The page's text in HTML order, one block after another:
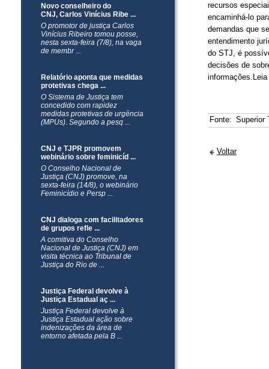
Novo conselheiro do
CNJ, Carlos Vinícius Ribe ...
O promotor de justiça Carlos
Vinícius Ribeiro tomou posse,
nesta sexta-feira (7/8), na vaga
de membr ...
Relatório aponta que medidas
protetivas chega ...
O Sistema de Justiça tem
concedido com rapidez
medidas protetivas de urgência
(MPUs). Segundo a pesq ...
CNJ e TJPR promovem
webinário sobre feminicíd ...
O Conselho Nacional de
Justiça (CNJ) promove, na
sexta-feira (14/8), o webinário
Feminicídio e Persp ...
CNJ dialoga com facilitadores
de grupos refle ...
A comitiva do Conselho
Nacional de Justiça (CNJ) em
visita técnica ao Tribunal de
Justiça do Rio de ...
Justiça Federal devolve à
Justiça Estadual aç ...
Justiça Federal devolve à
Justiça Estadual ação sobre
indenizações da área de
entorno afetada pela B ...
recursos
encaminhá-lo
demandas que
entendimento
do STJ, é
decisões de
Fonte: Superior
Voltar